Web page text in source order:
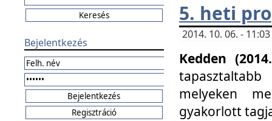
Bejelentkezés
5. heti
2014. 10. 06. -
Kedden
melyeken
gyakorlott